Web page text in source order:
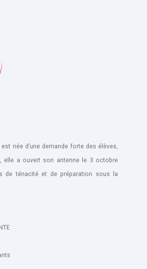
née d’une demande forte des élèves,
elle a ouvert son antenne le 3 octobre
de ténacité et de préparation sous la